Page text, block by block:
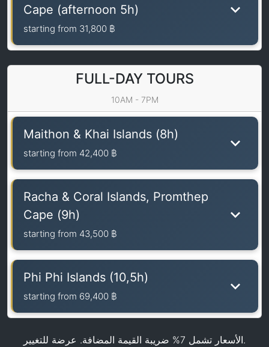
Cape (afternoon 5h)
starting from 31,800 ฿
FULL-DAY TOURS
10AM - 7PM
Maithon & Khai Islands (8h)
starting from 42,400 ฿
Racha & Coral Islands, Promthep
Cape (9h)
starting from 43,500 ฿
Phi Phi Islands (10,5h)
starting from 69,400 ฿
الأسعار تشمل 7% ضريبة القيمة المضافة. عرضة للتغيير.